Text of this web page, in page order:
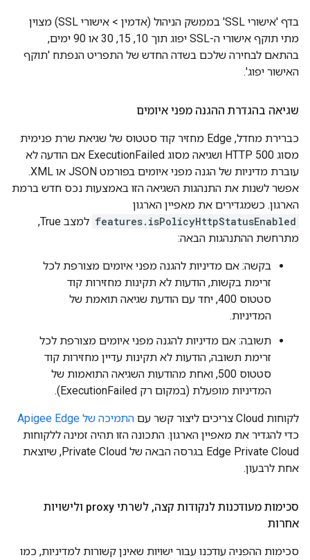
בדף 'אישורי SSL' בממשק הניהול (אדמין > אישורי SSL) מצוין
מתי תוקף אישורי ה-SSL יפוג תוך 10, 15, 30 או 90 ימים,
בהתאם לבחירה שלכם בשדה החדש של התפריט הנפתח 'תוקף
האישור יפוג'.
שגיאה בהגדרת ההגנה מפני איומים
כברירת מחדל, Edge מחזיר קוד סטטוס של שגיאת שרת פנימית
מסוג HTTP 500 ושגיאה מסוג ExecutionFailed אם הודעה לא
עוברת מדיניות של הגנה מפני איומים בפורמט JSON או XML.
אפשר לשנות את התנהגות השגיאה הזו באמצעות נכס חדש ברמת
הארגון. כשמגדירים את מאפיין הארגון
features.isPolicyHttpStatusEnabled
למצב True,
מתרחשת ההתנהגות הבאה:
בקשה: אם מדיניות להגנה מפני איומים מצורפת לכל
זרימת בקשות, הודעות לא תקינות מחזירות קוד
סטטוס 400, יחד עם הודעת שגיאה תואמת של
המדיניות.
תשובה: אם מדיניות להגנה מפני איומים מצורפת לכל
זרימת תשובה, הודעות לא תקינות עדיין מחזירות קוד
סטטוס 500, ואחת מהודעות השגיאה התואמות של
המדיניות מופעלת (במקום רק ExecutionFailed).
לקוחות Cloud צריכים ליצור קשר עם
התמיכה של Apigee Edge
כדי להגדיר את מאפיין הארגון. התכונה הזו תהיה זמינה ללקוחות
Edge Private Cloud בגרסה הבאה של Private Cloud, שיוצאת
אחת לרבעון.
סכימות מעודכנות לנקודות קצה,
לשרתי proxy ולישויות
אחרות
סכימות ההפניה עודכנו עבור ישויות שאינן קשורות למדיניות, כמו